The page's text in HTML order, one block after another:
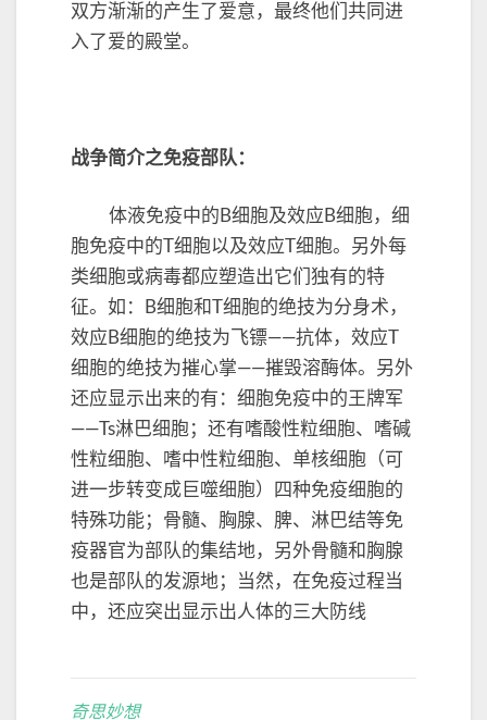
双方渐渐的产生了爱意，最终他们共同进
入了爱的殿堂。
战争简介之免疫部队：
体液免疫中的B细胞及效应B细胞，细
胞免疫中的T细胞以及效应T细胞。另外每
类细胞或病毒都应塑造出它们独有的特
征。如：B细胞和T细胞的绝技为分身术，
效应B细胞的绝技为飞镖——抗体，效应T
细胞的绝技为摧心掌——摧毁溶酶体。另外
还应显示出来的有：细胞免疫中的王牌军
——Ts淋巴细胞；还有嗜酸性粒细胞、嗜碱
性粒细胞、嗜中性粒细胞、单核细胞（可
进一步转变成巨噬细胞）四种免疫细胞的
特殊功能；骨髓、胸腺、脾、淋巴结等免
疫器官为部队的集结地，另外骨髓和胸腺
也是部队的发源地；当然，在免疫过程当
中，还应突出显示出人体的三大防线
奇思妙想